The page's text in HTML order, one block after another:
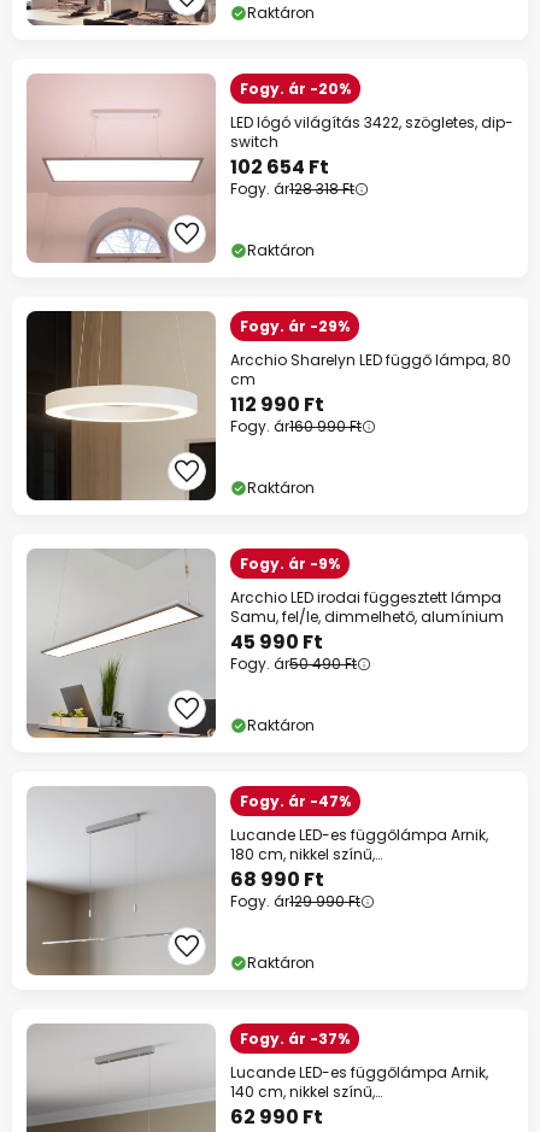
Raktáron
Fogy. ár -20%
LED lógó világítás 3422, szögletes, dip-
switch
102 654 Ft
Fogy. ár128 318 Ft
Raktáron
Fogy. ár -29%
Arcchio Sharelyn LED függő lámpa, 80
cm
112 990 Ft
Fogy. ár160 990 Ft
Raktáron
Fogy. ár -9%
Arcchio LED irodai függesztett lámpa
Samu, fel/le, dimmelhető, alumínium
45 990 Ft
Fogy. ár50 490 Ft
Raktáron
Fogy. ár -47%
Lucande LED-es függőlámpa Arnik,
180 cm, nikkel színű,
fényerőszabályozós
68 990 Ft
Fogy. ár129 990 Ft
Raktáron
Fogy. ár -37%
Lucande LED-es függőlámpa Arnik,
140 cm, nikkel színű,
fényerőszabályzóval
62 990 Ft